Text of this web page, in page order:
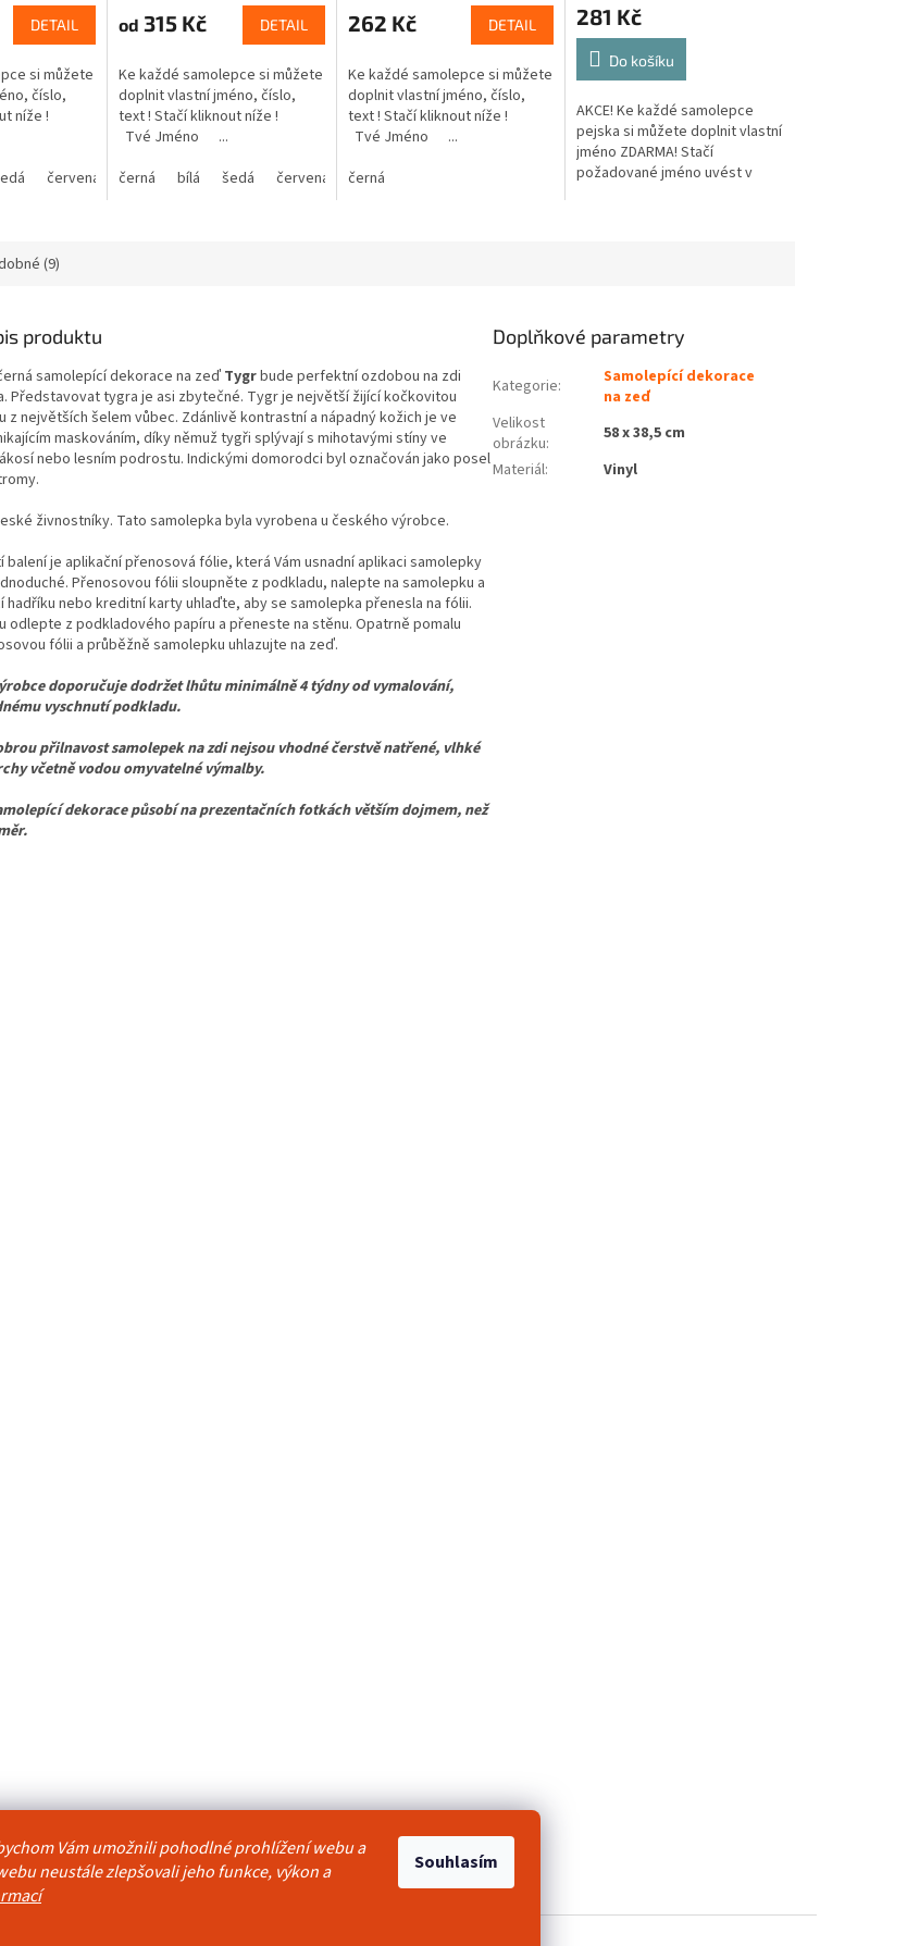
Vám umožnili pohodlné prohlížení webu a
neustále zlepšovali jeho funkce, výkon a
Souhlasím
DETAIL
si můžete
číslo,
níže !
červená modrá žlutá zelená růžová fialová béžová
od 315 Kč DETAIL
Ke každé samolepce si můžete
doplnit vlastní jméno, číslo,
text ! Stačí kliknout níže !
Tvé Jméno ...
černá
bílá šedá červená modrá růžová fialová oranžová hnědá
262 Kč DETAIL
Ke každé samolepce si můžete
doplnit vlastní jméno, číslo,
text ! Stačí kliknout níže !
Tvé Jméno ...
černá
281 Kč
Do košíku
AKCE! Ke každé samolepce
pejska si můžete doplnit vlastní
jméno ZDARMA! Stačí
požadované jméno uvést v
(9)
produktu
samolepící dekorace na zeď Tygrbude perfektní ozdobou na zdi
Představovat tygra je asi zbytečné. Tygr je největší žijící kočkovitou
z největších šelem vůbec. Zdánlivě kontrastní a nápadný kožich je ve
maskováním, díky němuž tygři splývají s mihotavými stíny ve
nebo lesním podrostu. Indickými domorodci byl označován jako posel
živnostníky. Tato samolepka byla vyrobena u českého výrobce.
balení je aplikační přenosová fólie, která Vám usnadní aplikaci samolepky
Přenosovou fólii sloupněte z podkladu, nalepte na samolepku a
hadříku nebo kreditní karty uhlaďte, aby se samolepka přenesla na fólii.
odlepte z podkladového papíru a přeneste na stěnu. Opatrně pomalu
fólii a průběžně samolepku uhlazujte na zeď.
doporučuje dodržet lhůtu minimálně 4 týdny od vymalování,
vyschnutí podkladu.
samolepek na zdi nejsou vhodné čerstvě natřené, vlhké
včetně vodou omyvatelné výmalby.
dekorace působí na prezentačních fotkách větším dojmem, než
Doplňkové parametry
Kategorie:
Samolepící dekorace
na zeď
Velikost
obrázku:
58 x 38,5 cm
Materiál: Vinyl
řád Ochrana osobních údajů Kontakty Pravidla akce 2+1 zdarma